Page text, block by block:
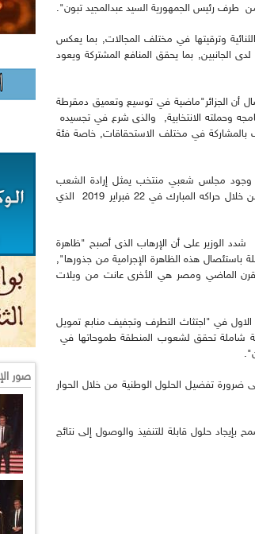
طرف رئيس الجمهورية السيد عبدالمجيد تبون".
وترقيتها في مختلف المجالات, بما يعكس
لدى الجانبين, بما يحقق المنافع المشتركة ويعود
أن الجزائر"ماضية في توسيع وتعميق دمقرطة
وحملته الانتخابية, والذى شرع في تجسيده
بالمشاركة في مختلف الاستحقاقات, خاصة فئة
وجود مجلس شعبي منتخب يمثل إرادة الشعب
الجزائري ويستجيب لآماله وطموحاته في التغيير المنشود, و التي عبر عنها من خلال حراكه المبارك في 22 فبراير 2019 الذي
شدد الوزير على أن الإرهاب الذى أصبح "ظاهرة
باستئصال هذه الظاهرة الإجرامية من جذورها",
الماضي ومصر هي الأخرى عانت من ويلات
الاول في "اجتثاث التطرف وتجفيف منابع تمويل
شاملة تحقق لشعوب المنطقة طموحاتها في
ضرورة تفضيل الحلول الوطنية من خلال الحوار
بإيجاد حلول قابلة للتنفيذ والوصول إلى نتائج
صور